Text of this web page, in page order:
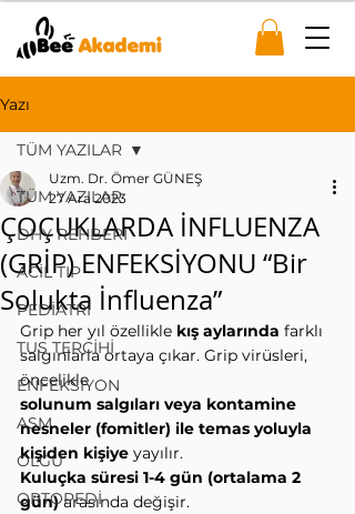
Yazı
TÜM YAZILAR
DHY REHBERİ
ACİL TIP
PEDİATRİ
TUS TERCİHİ
ENFEKSİYON
ASM
OLGU
ORTOPEDİ
TÜM YAZILAR
ÇOÇUKLARDA İNFLUENZA
(GRİP) ENFEKSİYONU “Bir
Solukta İnfluenza”
Uzm. Dr. Ömer GÜNEŞ
27 Ara 2023
Grip her yıl özellikle kış aylarında farklı
salgınlarla ortaya çıkar. Grip virüsleri,
öncelikle
solunum salgıları veya kontamine
nesneler (fomitler) ile temas yoluyla
kişiden kişiye yayılır.
Kuluçka süresi 1-4 gün (ortalama 2
gün) arasında değişir.